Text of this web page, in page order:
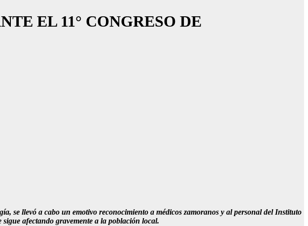
EL 11° CONGRESO DE
se llevó a cabo un emotivo reconocimiento a médicos zamoranos y al personal del Instituto
afectando gravemente a la población local.